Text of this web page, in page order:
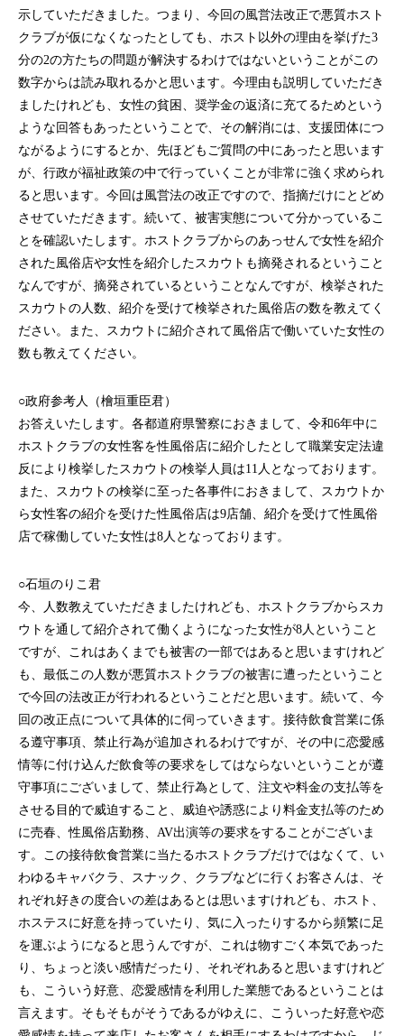
示していただきました。つまり、今回の風営法改正で悪質ホスト
クラブが仮になくなったとしても、ホスト以外の理由を挙げた3
分の2の方たちの問題が解決するわけではないということがこの
数字からは読み取れるかと思います。今理由も説明していただき
ましたけれども、女性の貧困、奨学金の返済に充てるためという
ような回答もあったということで、その解消には、支援団体につ
ながるようにするとか、先ほどもご質問の中にあったと思います
が、行政が福祉政策の中で行っていくことが非常に強く求められ
ると思います。今回は風営法の改正ですので、指摘だけにとどめ
させていただきます。続いて、被害実態について分かっているこ
とを確認いたします。ホストクラブからのあっせんで女性を紹介
された風俗店や女性を紹介したスカウトも摘発されるということ
なんですが、摘発されているということなんですが、検挙された
スカウトの人数、紹介を受けて検挙された風俗店の数を教えてく
ださい。また、スカウトに紹介されて風俗店で働いていた女性の
数も教えてください。
○政府参考人（檜垣重臣君）
お答えいたします。各都道府県警察におきまして、令和6年中に
ホストクラブの女性客を性風俗店に紹介したとして職業安定法違
反により検挙したスカウトの検挙人員は11人となっております。
また、スカウトの検挙に至った各事件におきまして、スカウトか
ら女性客の紹介を受けた性風俗店は9店舗、紹介を受けて性風俗
店で稼働していた女性は8人となっております。
○石垣のりこ君
今、人数教えていただきましたけれども、ホストクラブからスカ
ウトを通して紹介されて働くようになった女性が8人ということ
ですが、これはあくまでも被害の一部ではあると思いますけれど
も、最低この人数が悪質ホストクラブの被害に遭ったということ
で今回の法改正が行われるということだと思います。続いて、今
回の改正点について具体的に伺っていきます。接待飲食営業に係
る遵守事項、禁止行為が追加されるわけですが、その中に恋愛感
情等に付け込んだ飲食等の要求をしてはならないということが遵
守事項にございまして、禁止行為として、注文や料金の支払等を
させる目的で威迫すること、威迫や誘惑により料金支払等のため
に売春、性風俗店勤務、AV出演等の要求をすることがございま
す。この接待飲食営業に当たるホストクラブだけではなくて、い
わゆるキャバクラ、スナック、クラブなどに行くお客さんは、そ
れぞれ好きの度合いの差はあるとは思いますけれども、ホスト、
ホステスに好意を持っていたり、気に入ったりするから頻繁に足
を運ぶようになると思うんですが、これは物すごく本気であった
り、ちょっと淡い感情だったり、それぞれあると思いますけれど
も、こういう好意、恋愛感情を利用した業態であるということは
言えます。そもそもがそうであるがゆえに、こういった好意や恋